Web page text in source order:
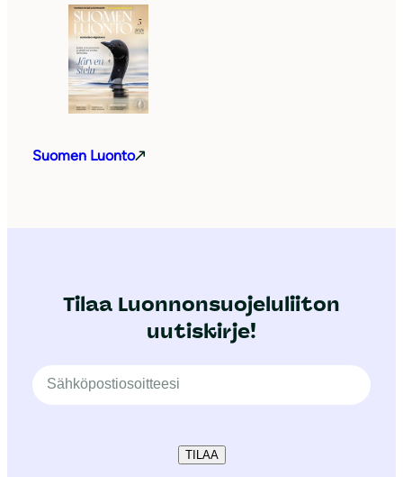
Suomen Luonto
Tilaa Luonnonsuojeluliiton
uutiskirje!
TILAA